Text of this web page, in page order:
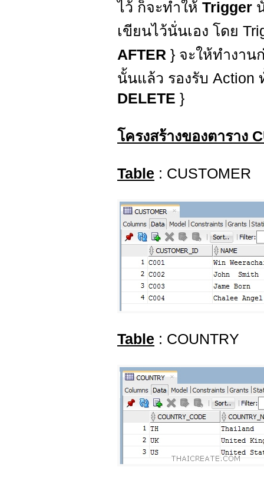
ไว้ ก็จะทำให้ Trigger
เขียนไว้นั่นเอง โดย
AFTER } จะให้ทำงาน
นั้นแล้ว รองรับ
DELETE }
โครงสร้างของตาราง
Table : CUSTOMER
Table : COUNTRY